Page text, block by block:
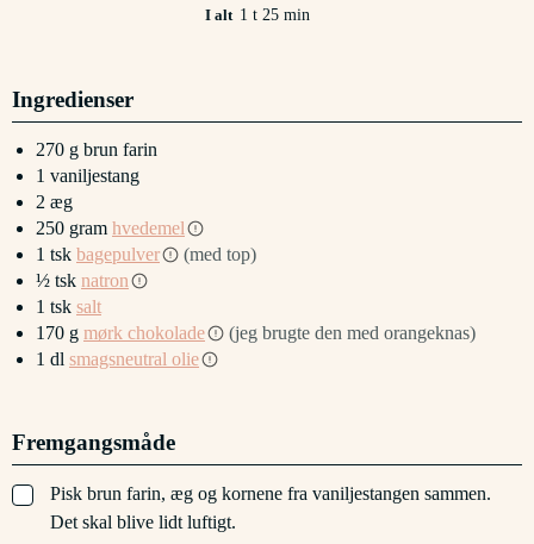
I alt 1 time
t 25minutter
min
Ingredienser
270 g brun farin
1 vaniljestang
2 æg
250 gram hvedemel
1 tsk bagepulver
(med top)
½ tsk natron
1 tsk salt
170 g mørk chokolade
(jeg brugte den med orangeknas)
1 dl smagsneutral olie
Fremgangsmåde
▢
Pisk brun farin, æg og kornene fra vaniljestangen sammen.
Det skal blive lidt luftigt.